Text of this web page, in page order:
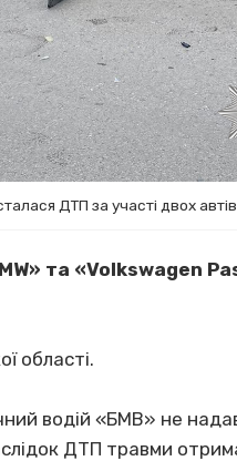
ДТП за участі двох
та «Volkswagen
області.
водій «БМВ» не
ДТП травми